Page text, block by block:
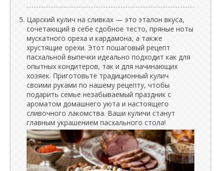
Царский кулич на сливках — это эталон вкуса,
сочетающий в себе сдобное тесто, пряные ноты
мускатного ореха и кардамона, а также
хрустящие орехи. Этот пошаговый рецепт
пасхальной выпечки идеально подходит как для
опытных кондитеров, так и для начинающих
хозяек. Приготовьте традиционный кулич
своими руками по нашему рецепту, чтобы
подарить семье незабываемый праздник с
ароматом домашнего уюта и настоящего
сливочного лакомства. Ваши куличи станут
главным украшением пасхального стола!